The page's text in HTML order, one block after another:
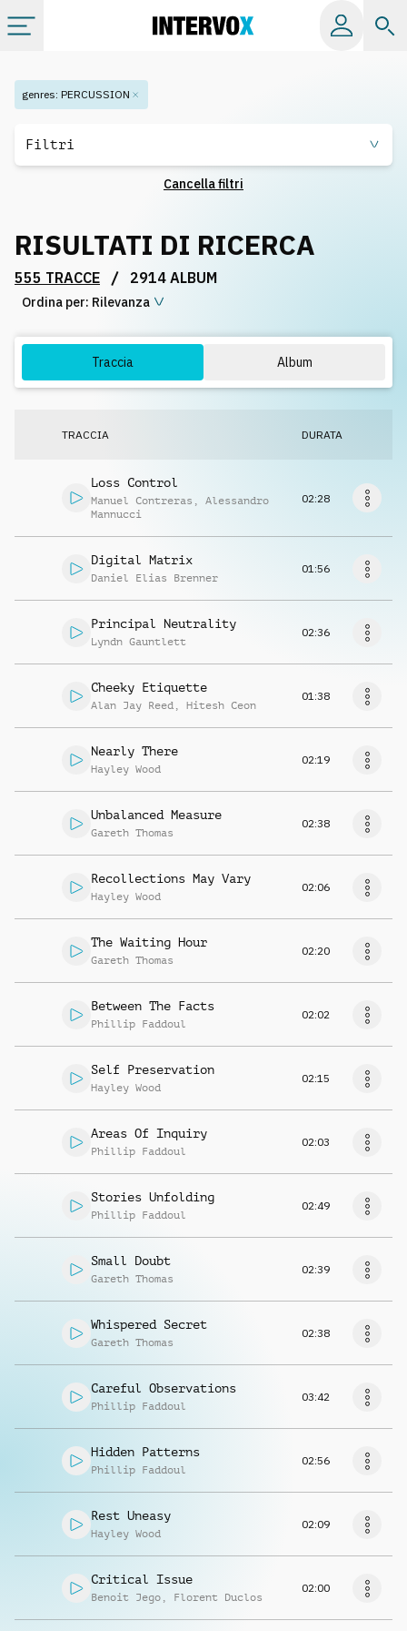
Categorie
Playlist
Licenze
genres: PERCUSSION
Filtri
Cancella filtri
RISULTATI DI RICERCA
555 TRACCE / 2914 ALBUM
Ordina per: Rilevanza
Traccia Album
TRACCIA DURATA
Loss Control
Manuel Contreras , Alessandro
Mannucci
02:28
Digital Matrix
Daniel Elias Brenner
01:56
Principal Neutrality
Lyndn Gauntlett
02:36
Cheeky Etiquette
Alan Jay Reed , Hitesh Ceon
01:38
Nearly There
Hayley Wood
02:19
Unbalanced Measure
Gareth Thomas
02:38
Recollections May Vary
Hayley Wood
02:06
The Waiting Hour
Gareth Thomas
02:20
Between The Facts
Phillip Faddoul
02:02
Self Preservation
Hayley Wood
02:15
Areas Of Inquiry
Phillip Faddoul
02:03
Stories Unfolding
Phillip Faddoul
02:49
Small Doubt
Gareth Thomas
02:39
Whispered Secret
Gareth Thomas
02:38
Careful Observations
Phillip Faddoul
03:42
Hidden Patterns
Phillip Faddoul
02:56
Rest Uneasy
Hayley Wood
02:09
Critical Issue
Benoit Jego , Florent Duclos
02:00